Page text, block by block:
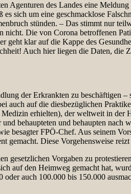
des Landes eine
sich um eine geschmacklose
stünden. – Das stimmt nur
Die von Corona betroffenen
klar auf die Kappe des
Auch hier liegen die Daten, die
der Erkrankten zu beschäftigen
auf die diesbezüglichen
erhielten), der weltweit in der
behaupteten und behaupten
besagter FPÖ-Chef. Aus seinem
Diese Vorgehensweise
gesetzlichen Vorgaben zu
auf den Heimweg gemacht hat,
auch 100.000 bis 150.000